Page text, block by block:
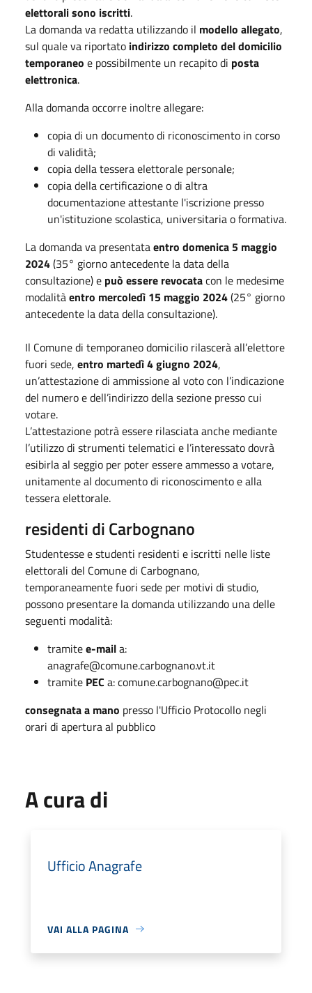
elettorali sono iscritti.
La domanda va redatta utilizzando il modello allegato,
sul quale va riportato indirizzo completo del domicilio
temporaneo e possibilmente un recapito di posta
elettronica.
Alla domanda occorre inoltre allegare:
copia di un documento di riconoscimento in corso
di validità;
copia della tessera elettorale personale;
copia della certificazione o di altra
documentazione attestante l'iscrizione presso
un'istituzione scolastica, universitaria o formativa.
La domanda va presentataentro domenica 5 maggio
2024(35° giorno antecedente la data della
consultazione) e può essere revocatacon le medesime
modalitàentro mercoledì 15 maggio 2024(25° giorno
antecedente la data della consultazione).
Il Comune di temporaneo domicilio rilascerà all’elettore
fuori sede, entro martedì 4 giugno 2024,
un’attestazione di ammissione al voto con l’indicazione
del numero e dell’indirizzo della sezione presso cui
votare.
L’attestazione potrà essere rilasciata anche mediante
l’utilizzo di strumenti telematici e l’interessato dovrà
esibirla al seggio per poter essere ammesso a votare,
unitamente al documento di riconoscimento e alla
tessera elettorale.
residenti di Carbognano
Studentesse e studenti residenti e iscritti nelle liste
elettorali del Comune di Carbognano,
temporaneamente fuori sede per motivi di studio,
possono presentare la domanda utilizzando una delle
seguenti modalità:
tramitee-maila:
anagrafe@comune.carbognano.vt.it
tramite PEC a: comune.carbognano@pec.it
consegnata a mano presso l'Ufficio Protocollo negli
orari di apertura al pubblico
A cura di
Ufficio Anagrafe
VAI ALLA PAGINA